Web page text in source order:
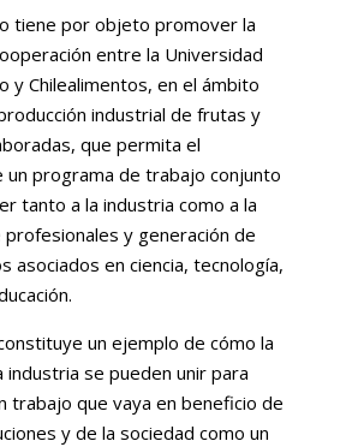
tiene por objeto promover la
entre la Universidad
y Chilealimentos, en el ámbito
industrial de frutas y
que permita el
un programa de trabajo conjunto
tanto a la industria como a la
y generación de
asociados en ciencia, tecnología,
un ejemplo de cómo la
industria se pueden unir para
trabajo que vaya en beneficio de
y de la sociedad como un